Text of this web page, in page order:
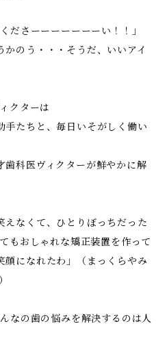
ださーーーーーーーい！！」
かのう・・・そうだ、いいアイ
クターは
手たちと、毎日いそがしく働い
歯科医ヴィクターが鮮やかに解
えなくて、ひとりぼっちだった
もおしゃれな矯正装置を作って
顔になれたわ」（まっくらやみ
なの歯の悩みを解決するのは人